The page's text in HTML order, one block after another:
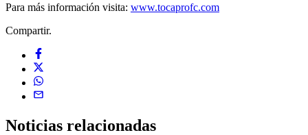
Para más información visita: www.tocaprofc.com
Compartir.
Noticias relacionadas